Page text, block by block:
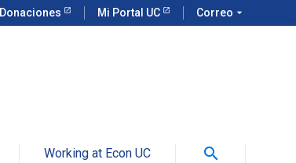
Donaciones Mi Portal UC Correo arrow_drop_down
Working at Econ UC search